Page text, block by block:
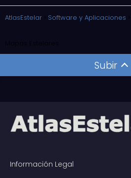
AtlasEstelar Software y Aplicaciones
Mapas Estelares
Subir
Información Legal